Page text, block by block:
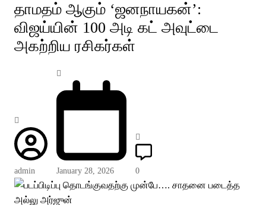
தாமதம் ஆகும் ‘ஜனநாயகன்’:
விஜய்யின் 100 அடி கட் அவுட்டை
அகற்றிய ரசிகர்கள்
admin January 28, 2026 0